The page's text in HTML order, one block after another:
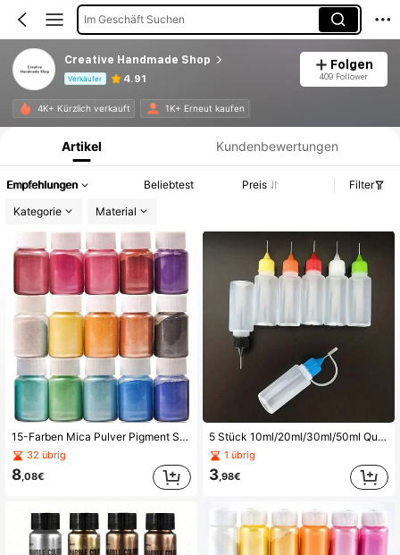
Im Geschäft Suchen
Creative Handmade Shop
Verkäufer 4.91
Folgen
409 Follower
4K+ Kürzlich verkauft 1K+ Erneut kaufen
Produktinformation: Preisangabe, Verkaufs- und Lagerbestandsdetails.
Artikel Kundenbewertungen
Empfehlungen Beliebtest Preis
Filter
Kategorie
Material
15-Farben Mica Pulver Pigment Set für Epoxidharz Farbstoff - feine, leichte und vielseitige Farben für DIY Handwerk und Schmuckherstellung
32 übrig
8,08€
5 Stück 10ml/20ml/30ml/50ml Quetschflaschen Nadeltülle PE Klebstoffapplikator Flasche Bastelbedarf transparent für Papier Quilling Scrapbooking Dekoration DIY Harz Basteln
1 übrig
3,98€